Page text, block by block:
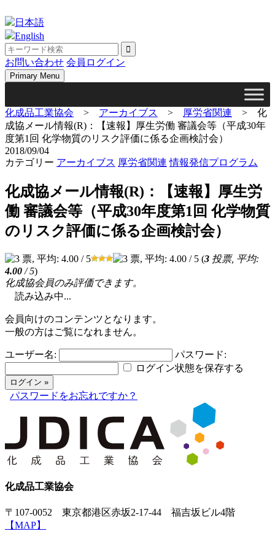
to
content
日本語
English
お問い合わせ 会員ログイン
Primary Menu
化成品工業協会 > アーカイブス > 厚労省関連 > 化
成協メール情報(R)：【速報】厚生労働 審議会等（平成30年
度第1回 化学物質のリスク評価に係る企画検討会）
2018/09/04
カテゴリー アーカイブス 厚労省関連 情報発信プログラム
化成協メール情報(R)：【速報】厚生労
働 審議会等（平成30年度第1回 化学物質
のリスク評価に係る企画検討会）
(3 投票, 平均:
4.00 / 5)
化成協会員のみ評価できます。
読み込み中...
会員向けのコンテンツとなります。
一般の方はご覧になれません。
ユーザー名:
パスワード:
ログイン状態を保存する
パスワードをお忘れですか？
化成品工業協会
〒107-0052 東京都港区赤坂2-17-44 福吉坂ビル4階
【MAP】